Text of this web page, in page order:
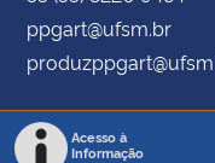
ppgart@ufsm.br
Acesso à
Informação